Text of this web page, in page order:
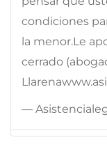
condiciones
la menor.Le
cerrado
—